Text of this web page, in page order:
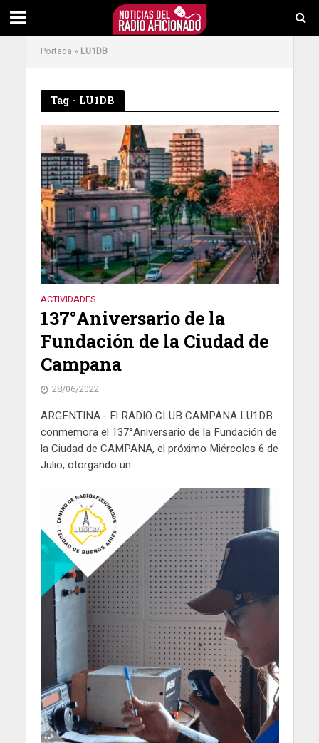
Portada » LU1DB
Tag - LU1DB
ACTIVIDADES
137°Aniversario de la
Fundación de la Ciudad de
Campana
28/06/2022
ARGENTINA.- El RADIO CLUB CAMPANA LU1DB
conmemora el 137°Aniversario de la Fundación de
la Ciudad de CAMPANA, el próximo Miércoles 6 de
Julio, otorgando un...